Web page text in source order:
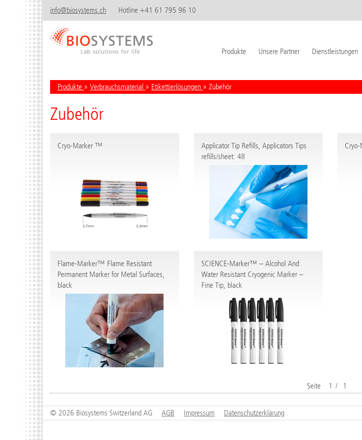
info@biosystems.ch Hotline +41 61 795 96 10
Produkte Unsere Partner Dienstleistungen
Produkte » Verbrauchsmaterial » Etikettierlösungen » Zubehör
Zubehör
Cryo-Marker ™
Applicator Tip Refills, Applicators Tips
refills/sheet: 48
Flame-Marker™ Flame Resistant
Permanent Marker for Metal Surfaces,
black
SCIENCE-Marker™ – Alcohol And
Water Resistant Cryogenic Marker –
Fine Tip, black
Seite 1 / 1
© 2026 Biosystems Switzerland AG AGB Impressum Datenschutzerklärung